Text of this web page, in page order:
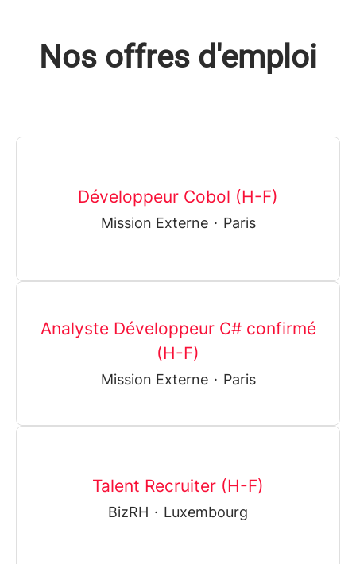
Nos offres d'emploi
Développeur Cobol (H-F)
Mission Externe · Paris
Analyste Développeur C# confirmé
(H-F)
Mission Externe · Paris
Talent Recruiter (H-F)
BizRH · Luxembourg